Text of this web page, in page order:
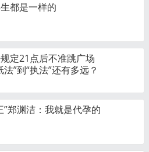
都是一样的
定21点后不准跳广场
法”到“执法”还有多远？
”郑渊洁：我就是代孕的